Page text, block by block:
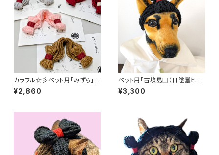
カラフル☆彡ペット用「みずら」
【小】古代日本の髪型を再現した
猫アクセサリー 猫被り物 猫コス
日本 猫アクセサリー 写真映え
ぬい活 古墳 古墳時代
¥2,860
ペット用「古墳島田（日陰鬘ヒカ
ゲノカズラ付き）」【大】古代日本
の髪型を再現した猫アクセサリ
被り物 みずら 古代日本 猫アク
セサリー 写真映え ぬい活
¥3,300